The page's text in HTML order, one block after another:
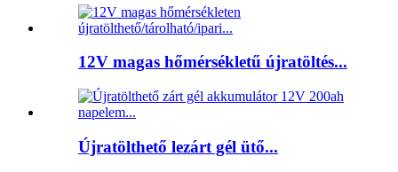
12V magas hőmérsékletű újratöltés...
Újratölthető lezárt gél ütő...